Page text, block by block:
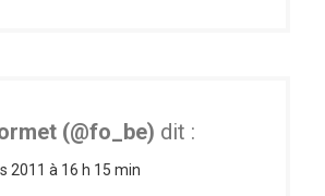
(@fo_be) dit :
2011 à 16 h 15 min